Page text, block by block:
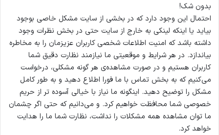
بدون شک!
احتمال این وجود دارد که در بخشی از سایت مشکل خاصی بوجود
بیاید یا اینکه لینکی به خارج از سایت حتی در بخش نظرات وجود
داشته باشد که امنیت اطلاعات شخصی کاربران عزیزمان را به مخاطره
بیاندازد. در هر شرایط و موقعیتی ما نیازمند نظارت دقیق شما
کاربران هستیم و در صورت مشاهده‌ی هر گونه مشکلی، درخواست
می‌کنیم که به بخش تماس با ما فورا اطلاع دهید و به طور کامل
مشکل را توضیح دهید. اینگونه ما نیاز با خیالی آسوده تر از حریم
خصوصی شما محافظت خواهیم کرد. و می‌دانیم که حتی اگر چشمان
ما توان مشاهده همه مشکلات را نداشت، نظارت شما ما را هدایت
خواهد کرد.